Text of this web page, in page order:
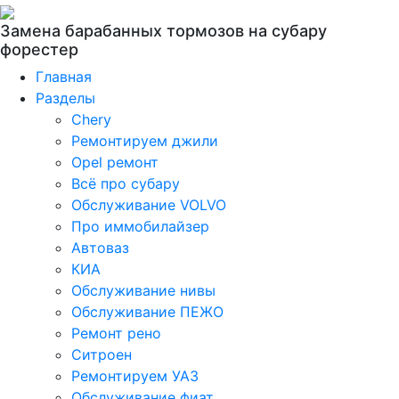
Замена барабанных тормозов на субару
форестер
Главная
Разделы
Chery
Ремонтируем джили
Opel ремонт
Всё про субару
Обслуживание VOLVO
Про иммобилайзер
Автоваз
КИА
Обслуживание нивы
Обслуживание ПЕЖО
Ремонт рено
Ситроен
Ремонтируем УАЗ